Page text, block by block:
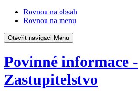
Rovnou na obsah
Rovnou na menu
Otevřit navigaci Menu
Povinné informace -
Zastupitelstvo